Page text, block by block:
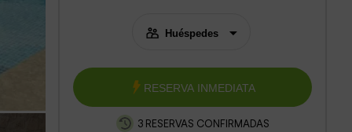
RESERVA INMEDIATA
3 RESERVAS CONFIRMADAS